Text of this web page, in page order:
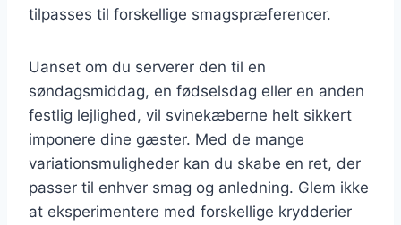
tilpasses til forskellige smagspræferencer.
Uanset om du serverer den til en
søndagsmiddag, en fødselsdag eller en anden
festlig lejlighed, vil svinekæberne helt sikkert
imponere dine gæster. Med de mange
variationsmuligheder kan du skabe en ret, der
passer til enhver smag og anledning. Glem ikke
at eksperimentere med forskellige krydderier